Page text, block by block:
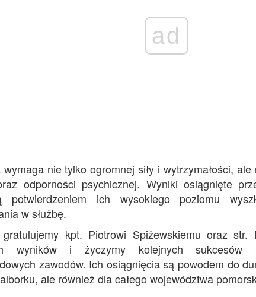
ad
nie tylko ogromnej siły i wytrzymałości,
odporności psychicznej. Wyniki osiągnięte
potwierdzeniem ich wysokiego poziomu
w służbę.
gratulujemy kpt. Piotrowi Spiżewskiemu oraz str.
wyników i życzymy kolejnych sukcesów
zawodów. Ich osiągnięcia są powodem do
ale również dla całego województwa